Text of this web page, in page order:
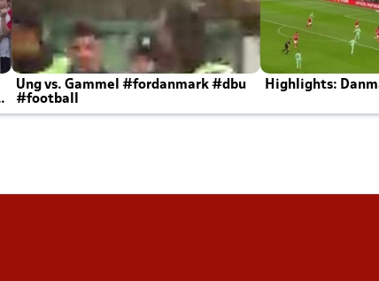
Ung vs. Gammel #fordanmark #dbu
#football
Highlights: